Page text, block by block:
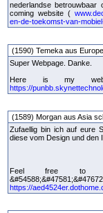
nederlandse
coming website (
en-de-toekomst-van-
(1590) Temeka aus
Super Webpage. Danke.
Here is my
https://
(1589) Morgan aus Asia
Zufaellig bin ich auf eure
diese vom Design und den
Feel free to
https://